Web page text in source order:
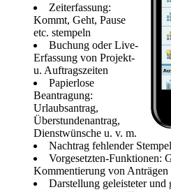
Zeiterfassung:
Kommt, Geht, Pause
etc. stempeln
Buchung oder Live-
Erfassung von Projekt-
u. Auftragszeiten
Papierlose
Beantragung:
Urlaubsantrag,
Überstundenantrag,
Dienstwünsche u. v. m.
Nachtrag fehlender
Vorgesetzten-Funktionen:
Kommentierung von Anträgen
Darstellung geleisteter und